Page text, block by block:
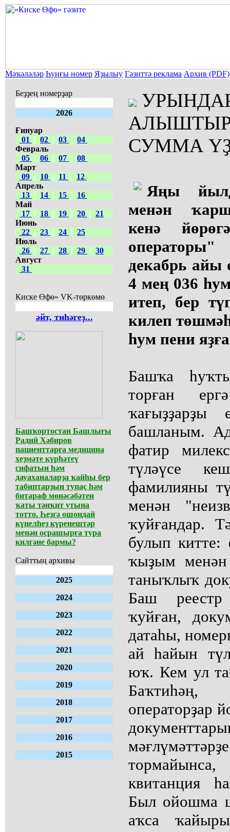
Мәҡәләләр Һуңғы номер Яҙылыу Гәзиттә реклама Архив (PDF)
Беҙҙең номерҙар
2026
Ғинуар
01
| 02 | 03 | 04
Февраль
05 | 06 | 07 | 08
Март
09 | 10 | 11 |
12
Апрель
13 | 14 | 15 |
16
Май
17 | 18 | 19 | 20 | 21
Июнь
22 | 23 | 24 | 25
Июль
26 | 27 | 28 | 29 | 30
Август
31
Киске Өфө» VK-төркөмө
әйт, тиһәгеҙ...
Башҡортостан Башлығы
Радий Хәбиров
пациенттарға медицина
хеҙмәте күрһәтеү
сифатын һәм
дауаханаларҙа ҡайһы бер
табиптарҙың тупаҫ һәм
битараф мөнәсәбәтен
ҡаты тәнҡит утына
тотто. Һеҙгә ошондай
күңелһеҙ күренештәр
менән осрашырға тура
килгәне бармы?
Сайттың архивы
2025
2024
2023
2022
2021
2020
2019
2018
2017
2016
2015
СУММА
Яңы
менән
кенә
декабрь айы
4 мең 036
итеп, бер
килеп
һум пени
Башҡа
торған
ҡағыҙҙарҙы
башланым.
фатир
түләүсе
фамилияны
менән
ҡуйғандар.
булып китте:
ҡыҙым менән
таныҡлыҡ
Баш реестр
ҡуйған,
датаһы,
ай һайын
юҡ. Кем ул
операторҙар
квитанция
Был ойошма
аҡса